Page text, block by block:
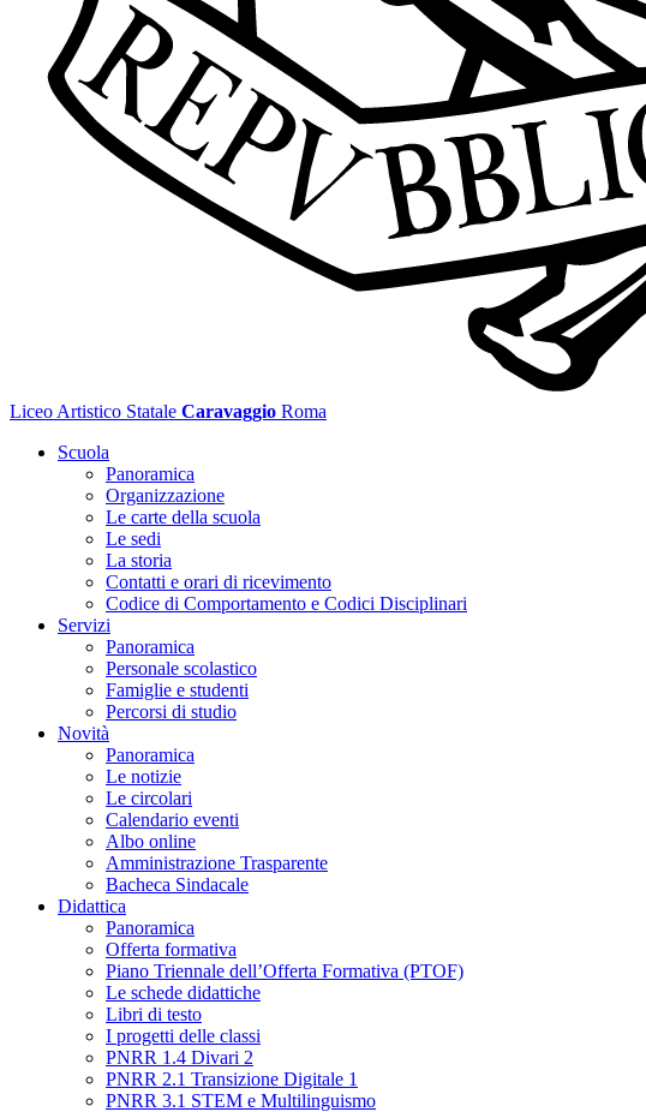
Liceo Artistico Statale Caravaggio Roma
Scuola
Panoramica
Organizzazione
Le carte della scuola
Le sedi
La storia
Contatti e orari di ricevimento
Codice di Comportamento e Codici Disciplinari
Servizi
Panoramica
Personale scolastico
Famiglie e studenti
Percorsi di studio
Novità
Panoramica
Le notizie
Le circolari
Calendario eventi
Albo online
Amministrazione Trasparente
Bacheca Sindacale
Didattica
Panoramica
Offerta formativa
Piano Triennale dell’Offerta Formativa (PTOF)
Le schede didattiche
Libri di testo
I progetti delle classi
PNRR 1.4 Divari 2
PNRR 2.1 Transizione Digitale 1
PNRR 3.1 STEM e Multilinguismo